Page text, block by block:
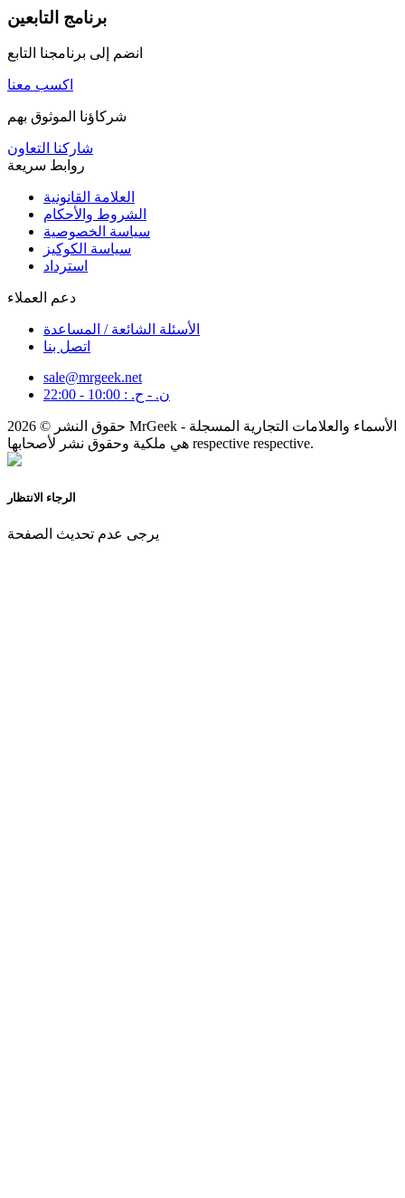
برنامج التابعين
انضم إلى برنامجنا التابع
اكسب معنا
شركاؤنا الموثوق بهم
شاركنا التعاون
العلامة القانونية
الشروط والأحكام
سياسة الخصوصية
سياسة الكوكيز
استرداد
الأسئلة الشائعة / المساعدة
اتصل بنا
sale@mrgeek.net
ن. - ح. : 10:00 - 22:00
حقوق النشر © 2026 MrGeek - الأسماء والعلامات التجارية المسجلة
هي ملكية وحقوق نشر لأصحابها respective respective.
الرجاء الانتظار
يرجى عدم تحديث الصفحة